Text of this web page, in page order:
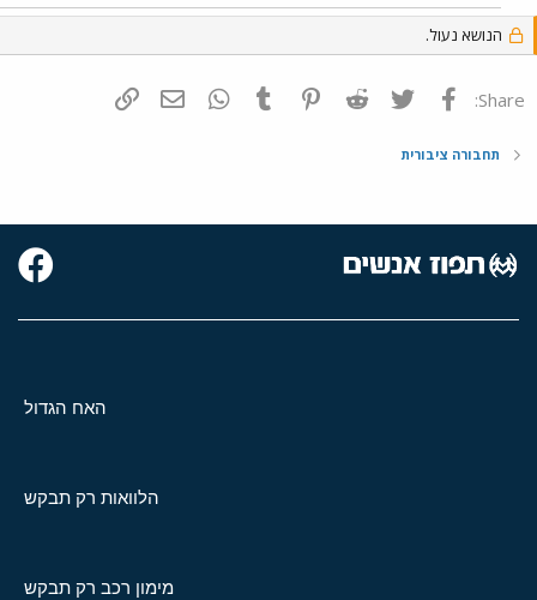
הנושא נעול.
Share: פייסבוק Twitter
Reddit
Pinterest
Tumblr
WhatsAppדואר אלקטרוני
תחבורה ציבורית
האח הגדול
הלוואות רק תבקש
מימון רכב רק תבקש